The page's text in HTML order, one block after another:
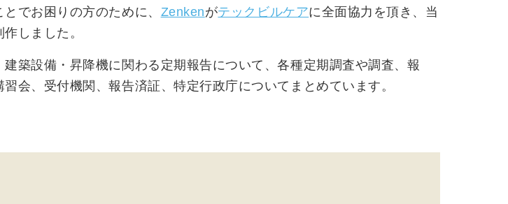
でお困りの方のために、 Zenkenがテックビルケアに全面協力を頂き、当
しました。
築設備・昇降機に関わる定期報告について、各種定期調査や調査、報
会、受付機関、報告済証、特定行政庁についてまとめています。